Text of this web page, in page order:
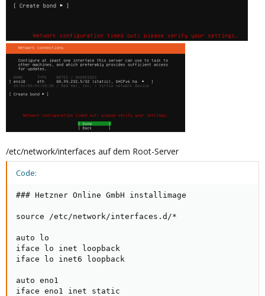
/etc/network/interfaces auf dem Root-Server
Code:
### Hetzner Online GmbH installimage
source /etc/network/interfaces.d/*
auto lo
iface lo inet loopback
iface lo inet6 loopback
auto eno1
iface eno1 inet static